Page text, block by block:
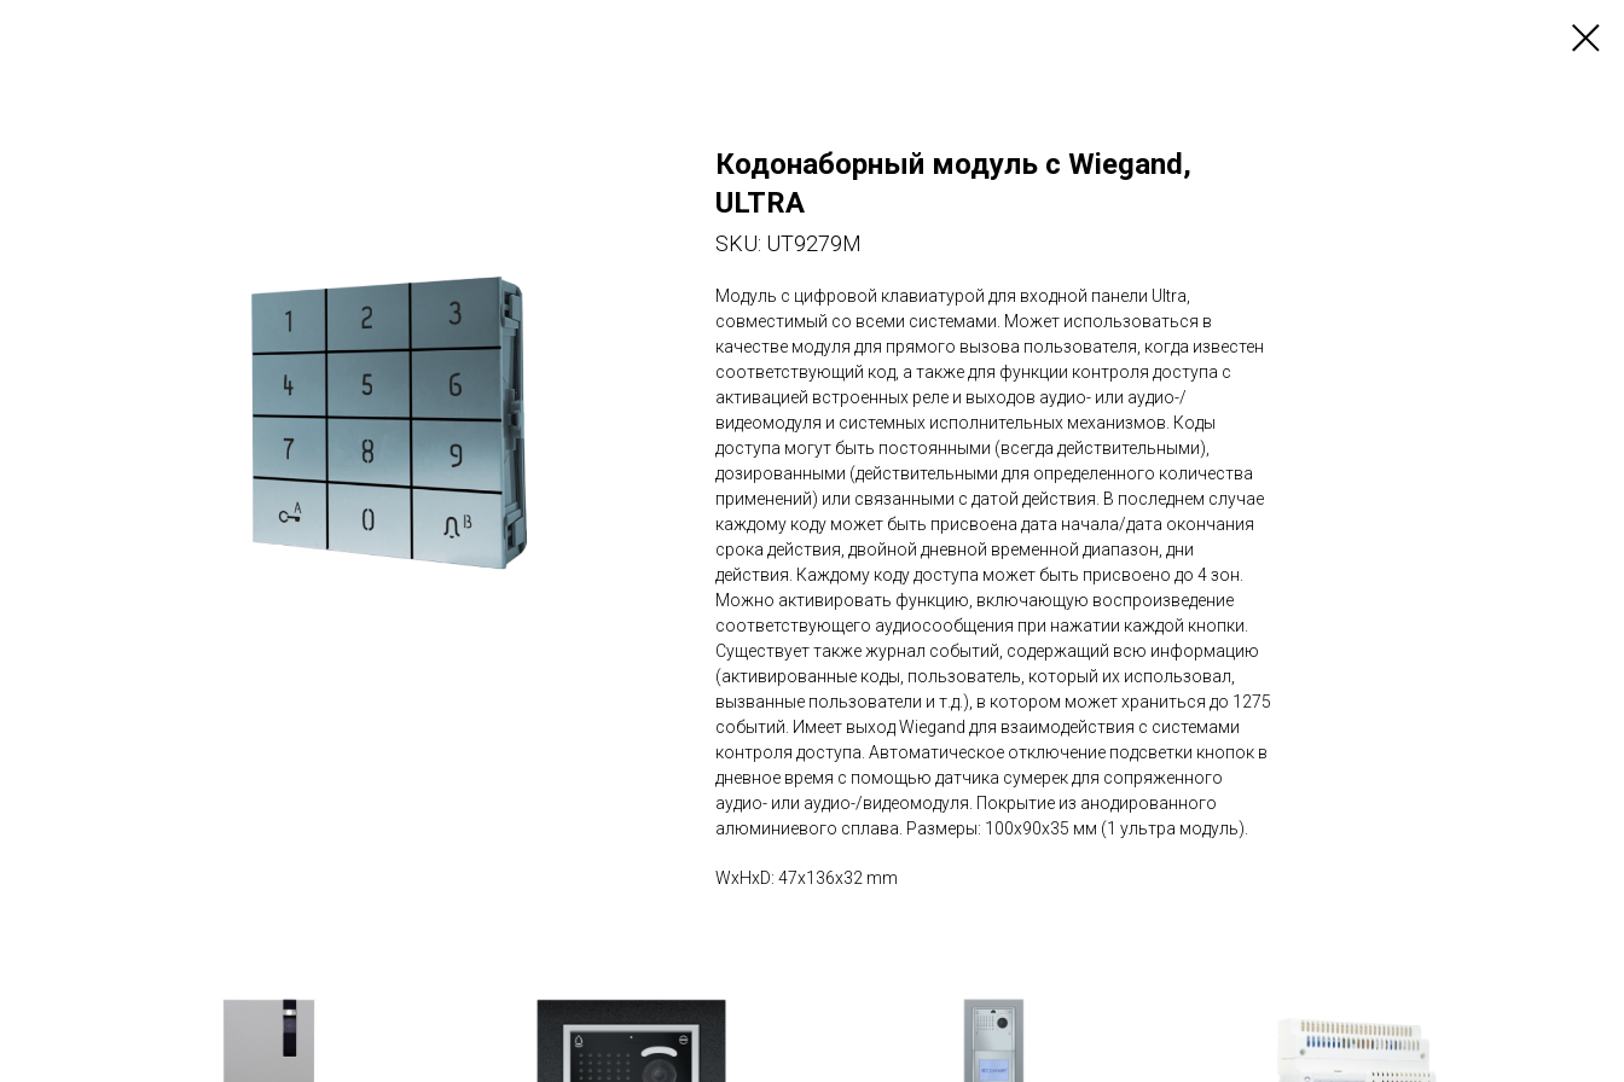
Кодонаборный модуль с Wiegand,
ULTRA
SKU: UT9279M
Модуль с цифровой клавиатурой для входной панели Ultra,
совместимый со всеми системами. Может использоваться в
качестве модуля для прямого вызова пользователя, когда известен
соответствующий код, а также для функции контроля доступа с
активацией встроенных реле и выходов аудио- или аудио-/
видеомодуля и системных исполнительных механизмов. Коды
доступа могут быть постоянными (всегда действительными),
дозированными (действительными для определенного количества
применений) или связанными с датой действия. В последнем случае
каждому коду может быть присвоена дата начала/дата окончания
срока действия, двойной дневной временной диапазон, дни
действия. Каждому коду доступа может быть присвоено до 4 зон.
Можно активировать функцию, включающую воспроизведение
соответствующего аудиосообщения при нажатии каждой кнопки.
Существует также журнал событий, содержащий всю информацию
(активированные коды, пользователь, который их использовал,
вызванные пользователи и т.д.), в котором может храниться до 1275
событий. Имеет выход Wiegand для взаимодействия с системами
контроля доступа. Автоматическое отключение подсветки кнопок в
дневное время с помощью датчика сумерек для сопряженного
аудио- или аудио-/видеомодуля. Покрытие из анодированного
алюминиевого сплава. Размеры: 100x90x35 мм (1 ультра модуль).
WxHxD: 47x136x32 mm